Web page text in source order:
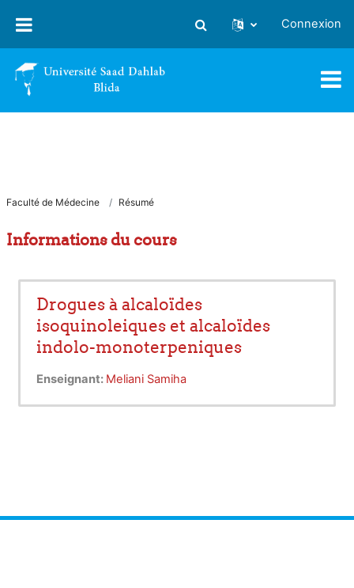
Activer/désactiver la saisie
Connexion
Faculté de Médecine Résumé
Informations du cours
Drogues à alcaloïdes
isoquinoleiques et alcaloïdes
indolo-monoterpeniques
Enseignant: Meliani Samiha